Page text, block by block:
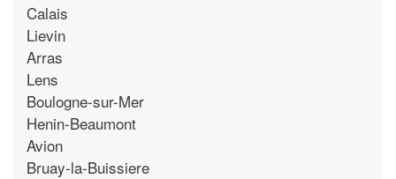
Calais
Lievin
Arras
Lens
Boulogne-sur-Mer
Henin-Beaumont
Avion
Bruay-la-Buissiere